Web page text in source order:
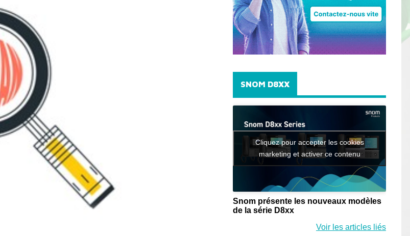
SNOM D8XX
Cliquez pour accepter les cookies
marketing et activer ce contenu
Snom présente les nouveaux modèles
de la série D8xx
Voir les articles liés